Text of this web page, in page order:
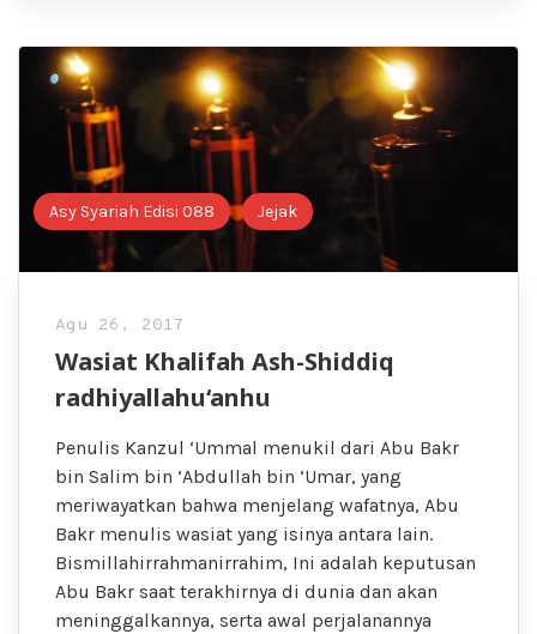
Asy Syariah Edisi 088 Jejak
Agu 26, 2017
Wasiat Khalifah Ash-Shiddiq
radhiyallahu‘anhu
Penulis Kanzul ‘Ummal menukil dari Abu Bakr
bin Salim bin ‘Abdullah bin ‘Umar, yang
meriwayatkan bahwa menjelang wafatnya, Abu
Bakr menulis wasiat yang isinya antara lain.
Bismillahirrahmanirrahim, Ini adalah keputusan
Abu Bakr saat terakhirnya di dunia dan akan
meninggalkannya, serta awal perjalanannya